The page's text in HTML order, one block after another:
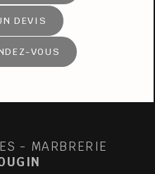
DEVIS
VOUS
- MARBRERIE